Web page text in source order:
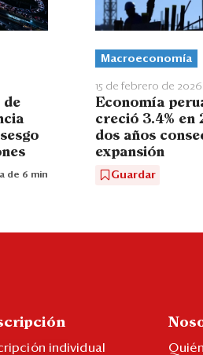
de
de 6 min
Macroeconomía
15 de febrero de 2026
Economía
creció 3.4% en
dos años
expansión
Guardar
individual